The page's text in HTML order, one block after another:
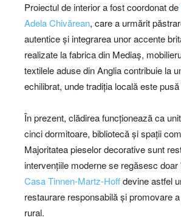
Proiectul de interior a fost coordonat de
Adela Chivărean, care a urmărit
autentice și integrarea unor accente
realizate la fabrica din Mediaș,
textilele aduse din Anglia contribuie la
echilibrat, unde tradiția locală este
În prezent, clădirea funcționează ca
cinci dormitoare, bibliotecă și spații
Majoritatea pieselor decorative sunt
intervențiile moderne se regăsesc doar
Casa Tinnen-Martz-Hoffdevine astfel
restaurare responsabilă și promovare
rural.